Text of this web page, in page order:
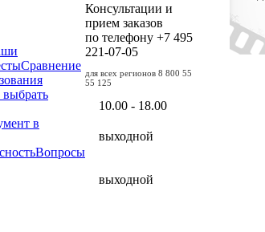
Сравнение
в
Вопросы
Консультации и
прием заказов
по телефону +7 495
221-07-05
для всех регионов 8 800 55
55 125
10.00 - 18.00
выходной
выходной